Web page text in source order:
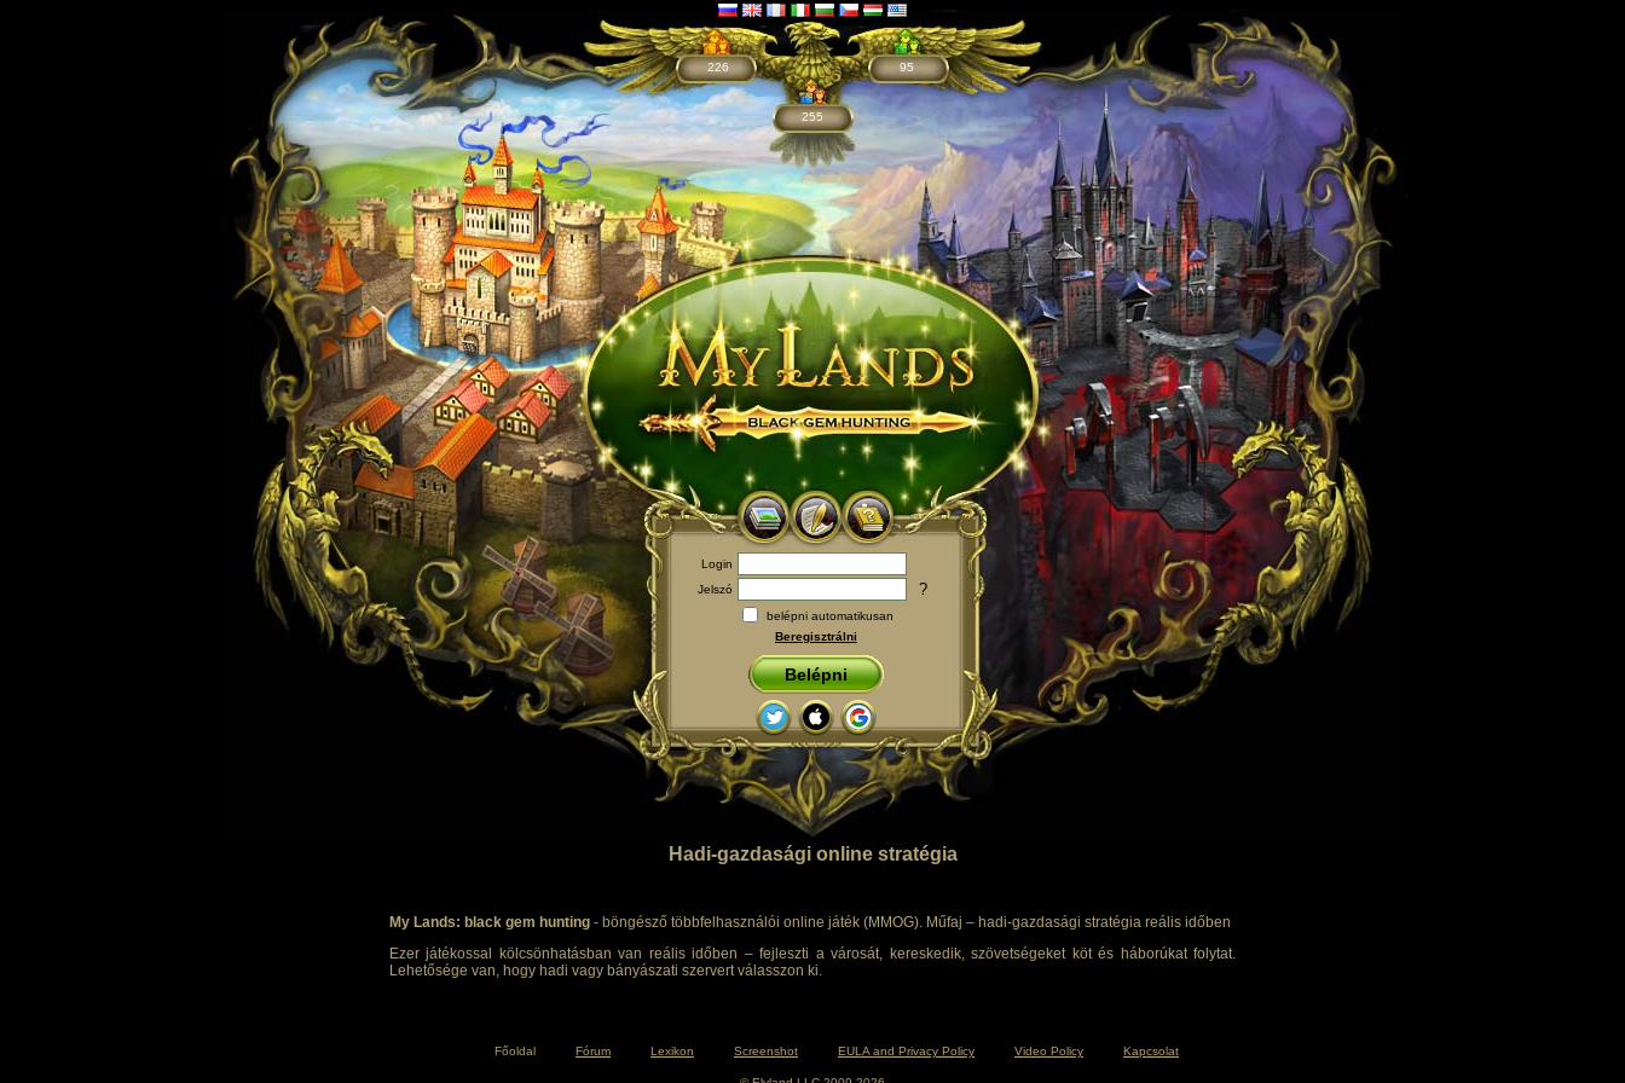
226
255
95
Login
Jelszó
?
belépni automatikusan
Beregisztrálni
Belépni
Hadi-gazdasági online stratégia
My Lands: black gem hunting - böngésző többfelhasználói online játék (MMOG). Műfaj – hadi-gazdasági stratégia reális időben
Ezer játékossal kölcsönhatásban van reális időben – fejleszti a városát, kereskedik, szövetségeket köt és háborúkat folytat.
Lehetősége van, hogy hadi vagy bányászati szervert válasszon ki.
Főoldal Fórum Lexikon Screenshot EULA and Privacy Policy Video Policy Kapcsolat